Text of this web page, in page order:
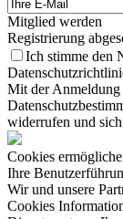
Mitglied werden
Registrierung
Ich stimme den
Mit der Anmeldung
widerrufen und
Cookies
Ihre
Wir und unsere
Cookies